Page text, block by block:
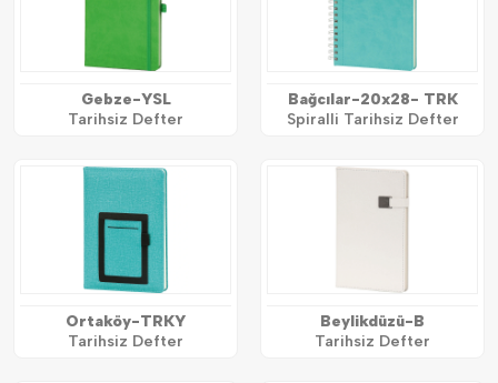
Gebze-YSL
Tarihsiz Defter
Bağcılar-20x28- TRK
Spiralli Tarihsiz Defter
Ortaköy-TRKY
Tarihsiz Defter
Beylikdüzü-B
Tarihsiz Defter